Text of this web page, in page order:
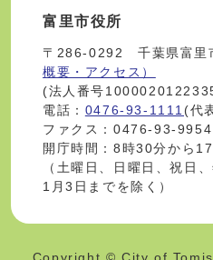
富里市役所
〒286-0292 千葉県富里
概要・アクセス）
(法人番号
電話： 0476-93-1111(代
ファクス：0476-93-9954
開庁時間：8時30分から
（土曜日、日曜日、祝日
1月3日までを除く）